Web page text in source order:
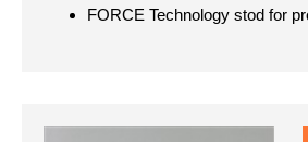
FORCE Technology stod for